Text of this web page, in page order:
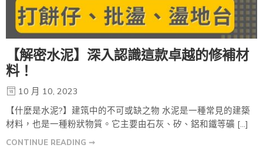
【解密水泥】深入認識這款卓越的修補材
料！
10 月 10, 2023
【什麼是水泥?】建筑中的不可或缺之物 水泥是一種常見的建築
材料，也是一種粉狀物質。它主要由石灰、矽、鋁和鐵等礦 […]
CONTINUE READING ➞